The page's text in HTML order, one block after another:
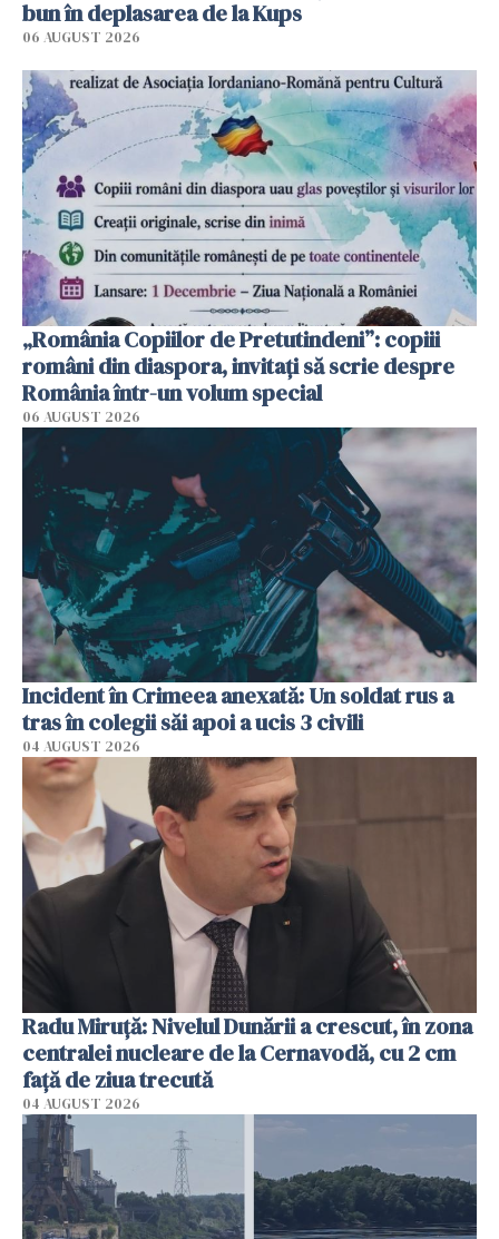
bun în deplasarea de la Kups
06 AUGUST 2026
„România Copiilor de Pretutindeni”: copiii
români din diaspora, invitați să scrie despre
România într-un volum special
06 AUGUST 2026
Incident în Crimeea anexată: Un soldat rus a
tras în colegii săi apoi a ucis 3 civili
04 AUGUST 2026
Radu Miruţă: Nivelul Dunării a crescut, în zona
centralei nucleare de la Cernavodă, cu 2 cm
faţă de ziua trecută
04 AUGUST 2026